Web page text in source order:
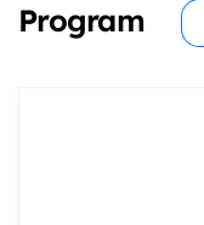
Program